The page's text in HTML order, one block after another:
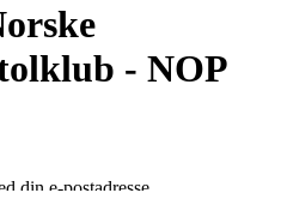
- NOP
din e-postadresse